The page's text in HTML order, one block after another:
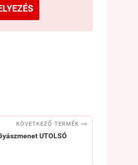
KÖVETKEZŐ TERMÉK 
UTOLSÓ